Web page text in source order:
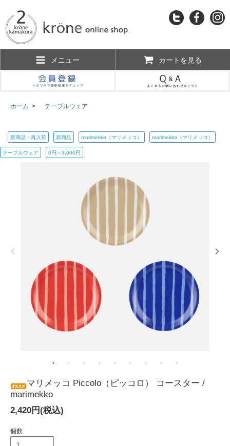
メニュー カートを見る
ホーム > テーブルウェア
新商品・再入荷 新商品 marimekko（マリメッコ） marimekko（マリメッコ）
テーブルウェア 0円～3,000円
マリメッコ Piccolo（ピッコロ） コースター /
marimekko
2,420円(税込)
個数